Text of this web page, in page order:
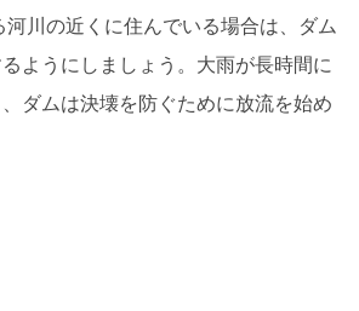
川の近くに住んでいる場合は、ダム
ようにしましょう。大雨が長時間に
ダムは決壊を防ぐために放流を始め